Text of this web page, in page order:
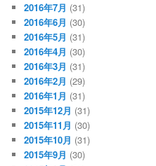
2016年7月 (31)
2016年6月 (30)
2016年5月 (31)
2016年4月 (30)
2016年3月 (31)
2016年2月 (29)
2016年1月 (31)
2015年12月 (31)
2015年11月 (30)
2015年10月 (31)
2015年9月 (30)